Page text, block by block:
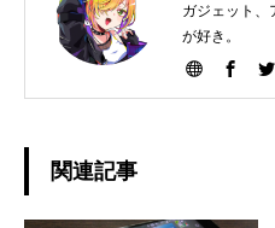
ガジェット、
が好き。
関連記事